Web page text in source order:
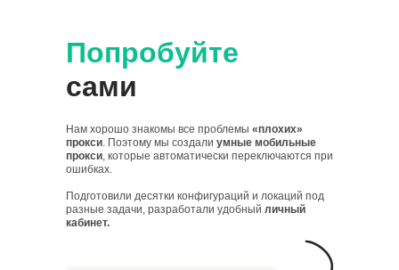
Попробуйте
сами
Нам хорошо знакомы все проблемы «плохих»
прокси. Поэтому мы создали умные мобильные
прокси, которые автоматически переключаются при
ошибках.
Подготовили десятки конфигураций и локаций под
разные задачи, разработали удобный личный
кабинет.